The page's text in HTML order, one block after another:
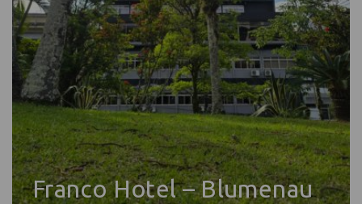
Franco Hotel – Blumenau